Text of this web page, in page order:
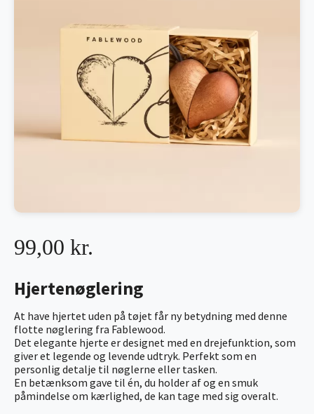
Hjertenøglering
At have hjertet uden på tøjet får ny betydning med denne
flotte nøglering fra Fablewood.
Det elegante hjerte er designet med en drejefunktion, som
giver et legende og levende udtryk. Perfekt som en
personlig detalje til nøglerne eller tasken.
En betænksom gave til én, du holder af og en smuk
påmindelse om kærlighed, de kan tage med sig overalt.
99,00 kr.